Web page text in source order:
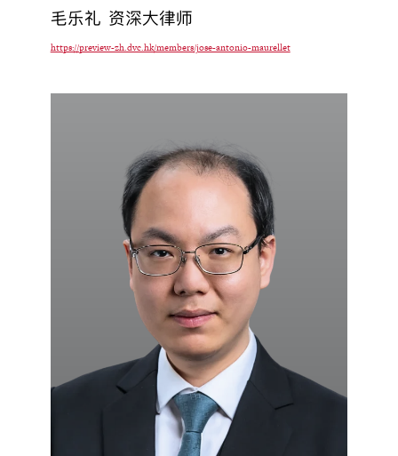
毛乐礼 资深大律师
https://preview-zh.dvc.hk/members/jose-antonio-maurellet